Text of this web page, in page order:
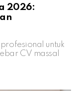
2026:
untuk
CV massal